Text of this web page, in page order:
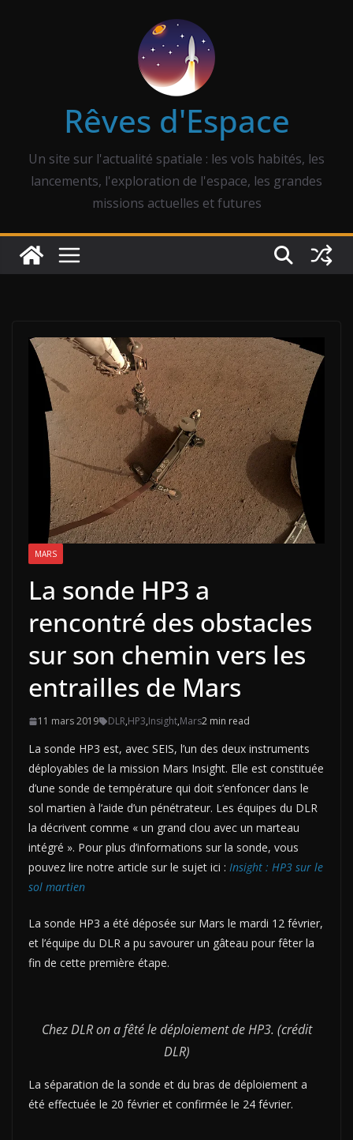
Rêves d'Espace
Un site sur l'actualité spatiale : les vols habités, les
lancements, l'exploration de l'espace, les grandes
missions actuelles et futures
MARS
La sonde HP3 a
rencontré des obstacles
sur son chemin vers les
entrailles de Mars
11 mars 2019 DLR,HP3,Insight,Mars2 min read
La sonde HP3 est, avec SEIS, l’un des deux instruments
déployables de la mission Mars Insight. Elle est constituée
d’une sonde de température qui doit s’enfoncer dans le
sol martien à l’aide d’un pénétrateur. Les équipes du DLR
la décrivent comme « un grand clou avec un marteau
intégré ». Pour plus d’informations sur la sonde, vous
pouvez lire notre article sur le sujet ici : Insight : HP3 sur le
sol martien
La sonde HP3 a été déposée sur Mars le mardi 12 février,
et l’équipe du DLR a pu savourer un gâteau pour fêter la
fin de cette première étape.
Chez DLR on a fêté le déploiement de HP3. (crédit
DLR)
La séparation de la sonde et du bras de déploiement a
été effectuée le 20 février et confirmée le 24 février.